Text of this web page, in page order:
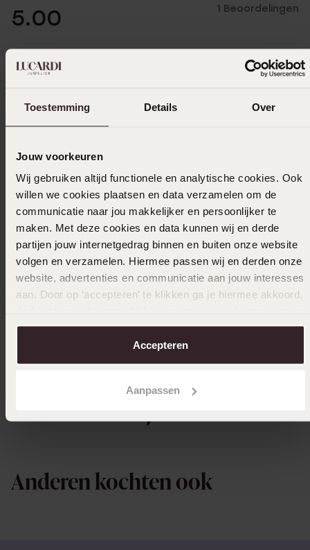
Toestemming Details Over
Jouw voorkeuren
Wij gebruiken altijd functionele en analytische cookies. Ook
willen we cookies plaatsen en data verzamelen om de
communicatie naar jou makkelijker en persoonlijker te
maken. Met deze cookies en data kunnen wij en derde
partijen jouw internetgedrag binnen en buiten onze website
volgen en verzamelen. Hiermee passen wij en derden onze
website, advertenties en communicatie aan jouw interesses
aan. Door op ‘accepteren’ te klikken ga je hiermee akkoord.
over in onscookiebeleid.
Accepteren
Aanpassen
5.00 1 Beoordelingen
100.0%
0.0%
2
Verzameld onder deGebruiksvoorwaarden van
Trusted shops
Filter
19-04-2024 - Wendy L.
Leuke ring en niet duur
Ook leuk voor jou
Anderen kochten ook